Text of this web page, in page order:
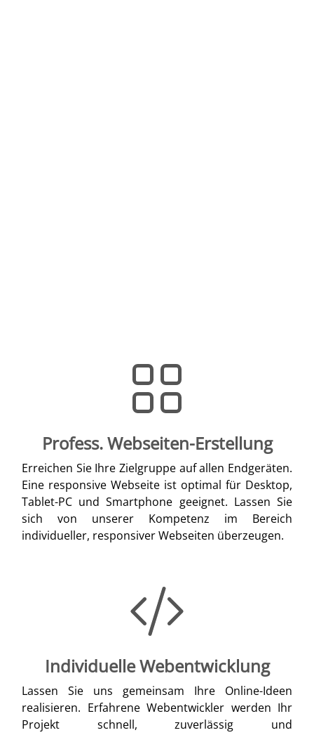
Profess. Webseiten-Erstellung
Erreichen Sie Ihre Zielgruppe auf allen Endgeräten.
Eine responsive Webseite ist optimal für Desktop,
Tablet-PC und Smartphone geeignet. Lassen Sie
sich von unserer Kompetenz im Bereich
individueller, responsiver Webseiten überzeugen.
Individuelle Webentwicklung
Lassen Sie uns gemeinsam Ihre Online-Ideen
realisieren. Erfahrene Webentwickler werden Ihr
Projekt schnell, zuverlässig und